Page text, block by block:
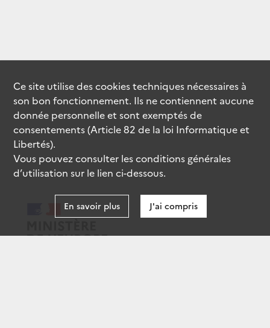
Ce site utilise descookiestechniques nécessaires à
son bon fonctionnement. Ils ne contiennent aucune
donnée personnelle et sont exemptés de
consentements (Article 82 de la loi Informatique et
Libertés).
Vous pouvez consulter les conditions générales
d’utilisation sur le lien ci-dessous.
En savoir plus J'ai compris